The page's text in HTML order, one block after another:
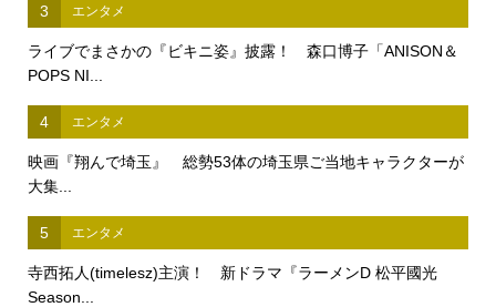
3 エンタメ
ライブでまさかの『ビキニ姿』披露！ 森口博子「ANISON＆
POPS NI...
4 エンタメ
映画『翔んで埼玉』 総勢53体の埼玉県ご当地キャラクターが
大集...
5 エンタメ
寺西拓人(timelesz)主演！ 新ドラマ『ラーメンD 松平國光
Season...